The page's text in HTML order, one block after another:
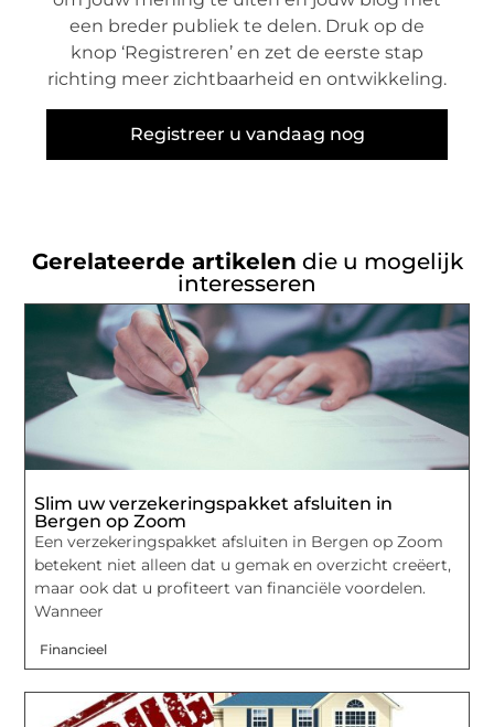
een breder publiek te delen. Druk op de
knop ‘Registreren’ en zet de eerste stap
richting meer zichtbaarheid en ontwikkeling.
Registreer u vandaag nog
Gerelateerde artikelen die u mogelijk
interesseren
Slim uw verzekeringspakket afsluiten in
Bergen op Zoom
Een verzekeringspakket afsluiten in Bergen op Zoom
betekent niet alleen dat u gemak en overzicht creëert,
maar ook dat u profiteert van financiële voordelen.
Wanneer
Financieel